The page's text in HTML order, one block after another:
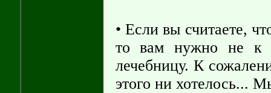
• Если вы считаете,
то вам нужно не к
лечебницу. К
этого ни хотелось...